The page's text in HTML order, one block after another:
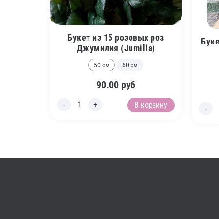
Букет из 15 розовых роз
Джумилия (Jumilia)
50 см 60 см
90.00 руб
В корзину